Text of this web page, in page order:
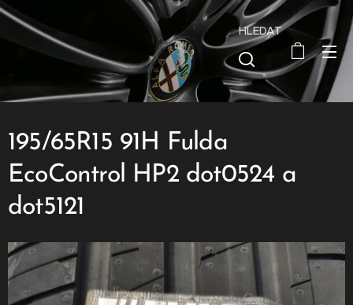
HLEDAT
195/65R15 91H Fulda
EcoControl HP2 dot0524 a
dot5121